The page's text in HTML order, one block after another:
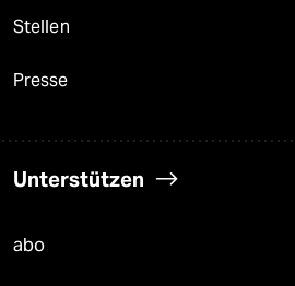
Stellen
Presse
Unterstützen
abo